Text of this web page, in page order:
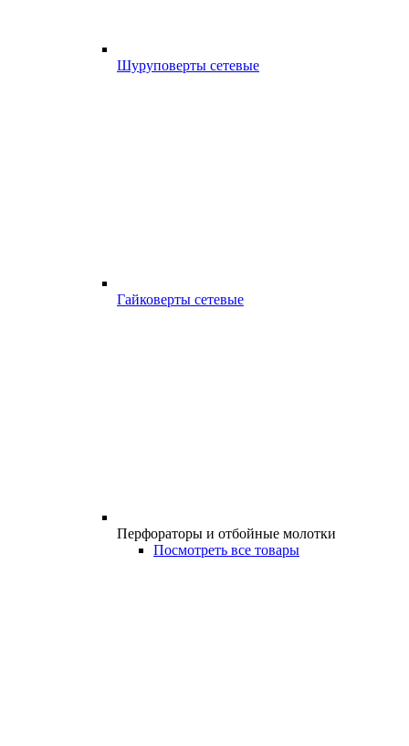
Шуруповерты сетевые
Гайковерты сетевые
Перфораторы и отбойные молотки
Посмотреть все товары